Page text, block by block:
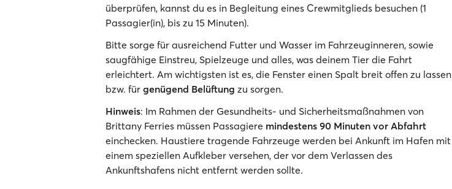
überprüfen, kannst du es in Begleitung eines Crewmitglieds besuchen (1
Passagier(in), bis zu 15 Minuten).
Bitte sorge für ausreichend Futter und Wasser im Fahrzeuginneren, sowie
saugfähige Einstreu, Spielzeuge und alles, was deinem Tier die Fahrt
erleichtert. Am wichtigsten ist es, die Fenster einen Spalt breit offen zu lassen
bzw. für genügend Belüftung zu sorgen.
Hinweis: Im Rahmen der Gesundheits- und Sicherheitsmaßnahmen von
Brittany Ferries müssen Passagiere mindestens 90 Minuten vor Abfahrt
einchecken. Haustiere tragende Fahrzeuge werden bei Ankunft im Hafen mit
einem speziellen Aufkleber versehen, der vor dem Verlassen des
Ankunftshafens nicht entfernt werden sollte.